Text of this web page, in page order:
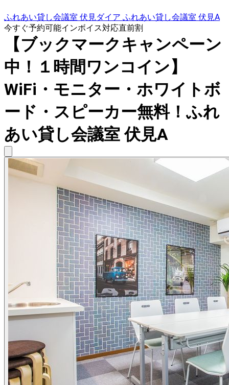
ふれあい貸し会議室 伏見ダイア ふれあい貸し会議室 伏見A
今すぐ予約可能インボイス対応直前割
【ブックマークキャンペーン
中！１時間ワンコイン】
WiFi・モニター・ホワイトボ
ード・スピーカー無料！ふれ
あい貸し会議室 伏見A